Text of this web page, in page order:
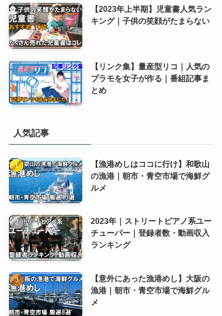
【2023年上半期】児童書人気ラン
キング｜子供の笑顔がたまらない
【リンク集】量産型リコ｜人気の
プラモを女子が作る｜番組記事ま
とめ
人気記事
【漁港めしはココに行け】和歌山
の漁港｜朝市・青空市場で海鮮グ
ルメ
2023年｜ストリートピアノ系ユー
チューバー｜登録者数・動画収入
ランキング
【意外にあった漁港めし】大阪の
漁港｜朝市・青空市場で海鮮グル
メ